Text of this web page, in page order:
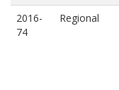
2016-
74
Regional